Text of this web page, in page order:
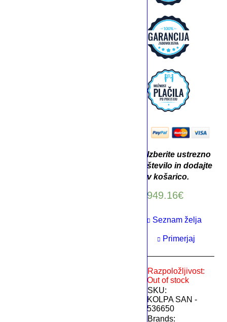
Izberite ustrezno
število in dodajte
v košarico.
949.16€
Seznam želja
Primerjaj
Razpoložljivost:
Out of stock
SKU:
KOLPA SAN -
536650
Brands: